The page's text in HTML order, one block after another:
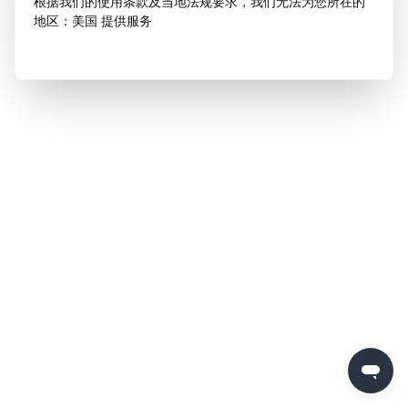
地区：美国 提供服务